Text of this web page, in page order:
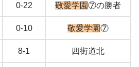
0-22 敬愛学園⑦の勝者
0-10 敬愛学園⑦
8-1 四街道北